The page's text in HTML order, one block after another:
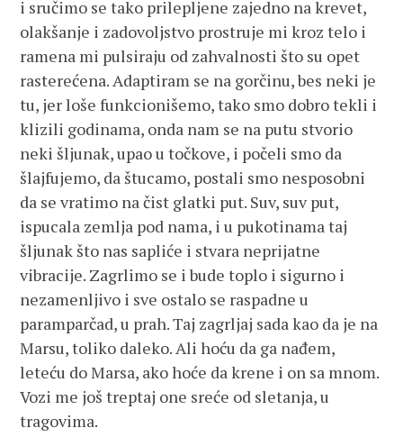
i sručimo se tako prilepljene zajedno na krevet,
olakšanje i zadovoljstvo prostruje mi kroz telo i
ramena mi pulsiraju od zahvalnosti što su opet
rasterećena. Adaptiram se na gorčinu, bes neki je
tu, jer loše funkcionišemo, tako smo dobro tekli i
klizili godinama, onda nam se na putu stvorio
neki šljunak, upao u točkove, i počeli smo da
šlajfujemo, da štucamo, postali smo nesposobni
da se vratimo na čist glatki put. Suv, suv put,
ispucala zemlja pod nama, i u pukotinama taj
šljunak što nas sapliće i stvara neprijatne
vibracije. Zagrlimo se i bude toplo i sigurno i
nezamenljivo i sve ostalo se raspadne u
paramparčad, u prah. Taj zagrljaj sada kao da je na
Marsu, toliko daleko. Ali hoću da ga nađem,
leteću do Marsa, ako hoće da krene i on sa mnom.
Vozi me još treptaj one sreće od sletanja, u
tragovima.